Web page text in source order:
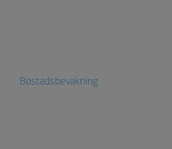
Bostadsbevakning